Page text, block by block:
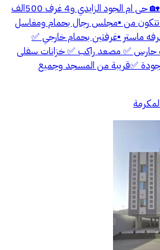
1036 🏡 شقق فاخرة للبيع 🏡 حى ام الجود الزايدي و4 غرف 500الف
🏡 الشقة تتكون من ▪️مجلس رجال بحمام ومغاسل
ماستر ▪️غرفتين بحمام خارجي ✅
حارس ✅ مصعد راكب ✅ خزانات سفلى
✅قريبة من المسجد وجميع